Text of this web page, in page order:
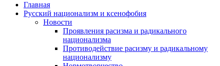
Главная
Русский национализм и ксенофобия
Новости
Проявления расизма и радикального
национализма
Противодействие расизму и радикальному
национализму